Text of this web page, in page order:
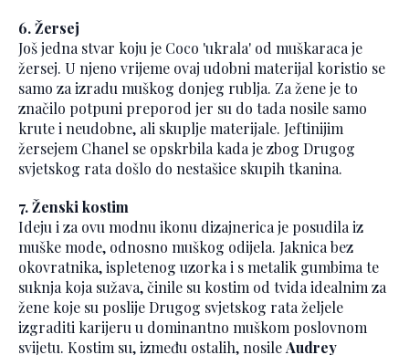
6. Žersej
Još jedna stvar koju je Coco 'ukrala' od muškaraca je
žersej. U njeno vrijeme ovaj udobni materijal koristio se
samo za izradu muškog donjeg rublja. Za žene je to
značilo potpuni preporod jer su do tada nosile samo
krute i neudobne, ali skuplje materijale. Jeftinijim
žersejem Chanel se opskrbila kada je zbog Drugog
svjetskog rata došlo do nestašice skupih tkanina.
7. Ženski kostim
Ideju i za ovu modnu ikonu dizajnerica je posudila iz
muške mode, odnosno muškog odijela. Jaknica bez
okovratnika, ispletenog uzorka i s metalik gumbima te
suknja koja sužava, činile su kostim od tvida idealnim za
žene koje su poslije Drugog svjetskog rata željele
izgraditi karijeru u dominantno muškom poslovnom
svijetu. Kostim su, između ostalih, nosileAudrey